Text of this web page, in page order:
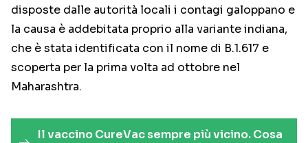
disposte dalle autorità locali i contagi galoppano e
la causa è addebitata proprio alla variante indiana,
che è stata identificata con il nome di B.1.617 e
scoperta per la prima volta ad ottobre nel
Maharashtra.
Il vaccino CureVac sempre più vicino. Cosa